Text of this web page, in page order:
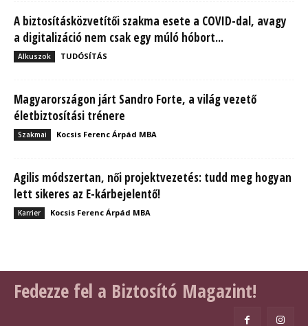
A biztosításközvetítői szakma esete a COVID-dal, avagy
a digitalizáció nem csak egy múló hóbort...
Alkuszok TUDÓSÍTÁS
Magyarországon járt Sandro Forte, a világ vezető
életbiztosítási trénere
Szakmai Kocsis Ferenc Árpád MBA
Agilis módszertan, női projektvezetés: tudd meg hogyan
lett sikeres az E-kárbejelentő!
Karrier Kocsis Ferenc Árpád MBA
Fedezze fel a Biztosító Magazint!